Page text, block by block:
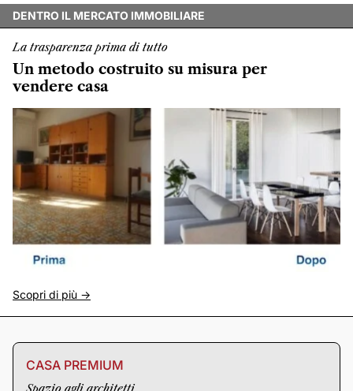
DENTRO IL MERCATO IMMOBILIARE
La trasparenza prima di tutto
Un metodo costruito su misura per
vendere casa
Scopri di più ->
CASA PREMIUM